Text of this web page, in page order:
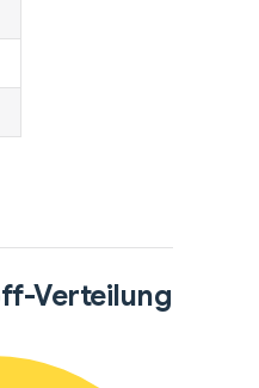
Verteilung